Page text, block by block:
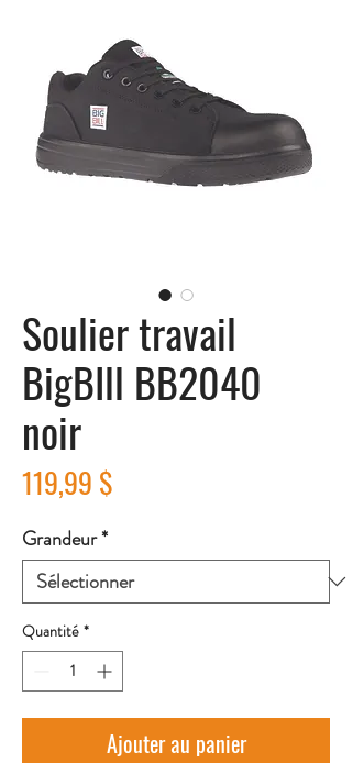
Soulier travail
BigBIll BB2040
noir
119,99 $
Grandeur*
Quantité *
Ajouter au panier